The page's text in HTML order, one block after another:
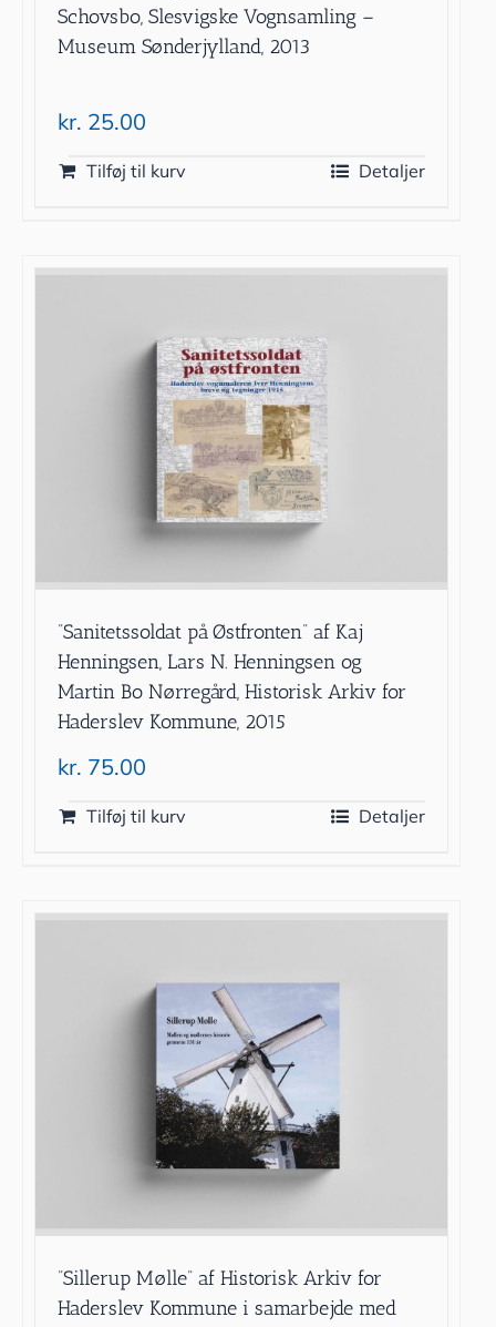
Schovsbo, Slesvigske Vognsamling –
Museum Sønderjylland, 2013
kr. 25.00
Tilføj til kurv Detaljer
”Sanitetssoldat på Østfronten” af Kaj
Henningsen, Lars N. Henningsen og
Martin Bo Nørregård, Historisk Arkiv for
Haderslev Kommune, 2015
kr. 75.00
Tilføj til kurv Detaljer
”Sillerup Mølle” af Historisk Arkiv for
Haderslev Kommune i samarbejde med